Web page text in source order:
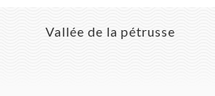
Vallée de la pétrusse